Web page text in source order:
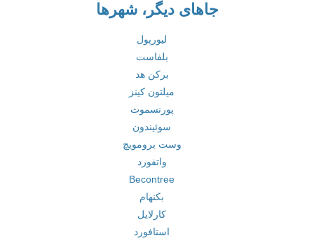
جاهای دیگر، شهرها
لیورپول
بلفاست
برکن هد
میلتون کینز
پورتسموث
سوئیندون
وست برومویچ
واتفورد
Becontree
بکنهام
کارلایل
استافورد